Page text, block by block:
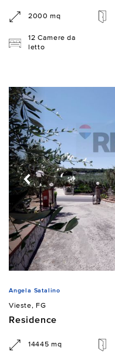
2000 mq
12 Camere da
letto
Angela Satalino
Vieste, FG
Residence
14445 mq